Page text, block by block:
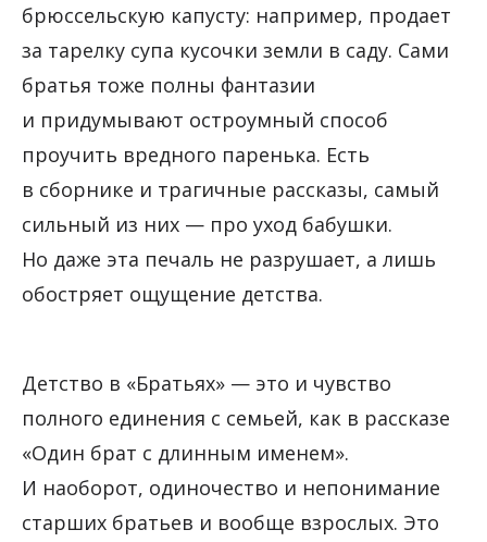
брюссельскую капусту: например, продает
за тарелку супа кусочки земли в саду. Сами
братья тоже полны фантазии
и придумывают остроумный способ
проучить вредного паренька. Есть
в сборнике и трагичные рассказы, самый
сильный из них — про уход бабушки.
Но даже эта печаль не разрушает, а лишь
обостряет ощущение детства.
Детство в «Братьях» — это и чувство
полного единения с семьей, как в рассказе
«Один брат с длинным именем».
И наоборот, одиночество и непонимание
старших братьев и вообще взрослых. Это